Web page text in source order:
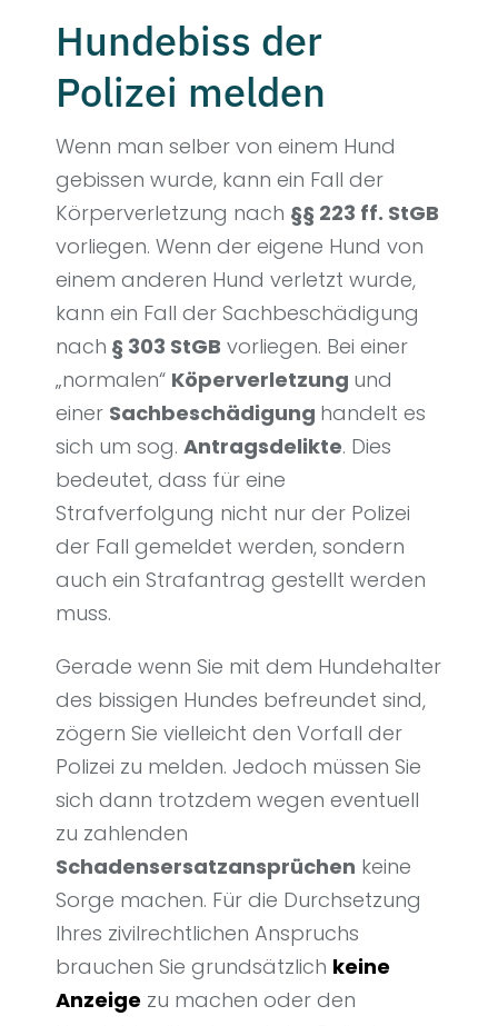
Hundebiss der
Polizei melden
Wenn man selber von einem Hund
gebissen wurde, kann ein Fall der
Körperverletzung nach §§ 223 ff. StGB
vorliegen. Wenn der eigene Hund von
einem anderen Hund verletzt wurde,
kann ein Fall der Sachbeschädigung
nach § 303 StGB vorliegen. Bei einer
„normalen“ Köperverletzung und
einer Sachbeschädigung handelt es
sich um sog. Antragsdelikte. Dies
bedeutet, dass für eine
Strafverfolgung nicht nur der Polizei
der Fall gemeldet werden, sondern
auch ein Strafantrag gestellt werden
muss.
Gerade wenn Sie mit dem Hundehalter
des bissigen Hundes befreundet sind,
zögern Sie vielleicht den Vorfall der
Polizei zu melden. Jedoch müssen Sie
sich dann trotzdem wegen eventuell
zu zahlenden
Schadensersatzansprüchen keine
Sorge machen. Für die Durchsetzung
Ihres zivilrechtlichen Anspruchs
brauchen Sie grundsätzlich keine
Anzeige zu machen oder den